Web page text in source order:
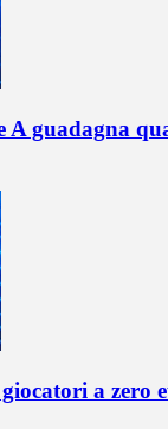
A guadagna
a zero